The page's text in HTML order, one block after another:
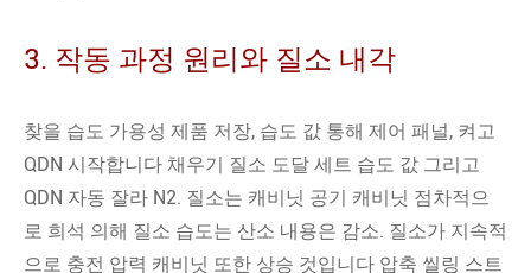
3. 작동 과정 원리와 질소 내각
찾을 습도 가용성 제품 저장, 습도 값 통해 제어 패널, 켜고
QDN 시작합니다 채우기 질소 도달 세트 습도 값 그리고
QDN 자동 잘라 N2. 질소는 캐비닛 공기 캐비닛 점차적으
로 희석 의해 질소 습도는 산소 내용은 감소. 질소가 지속적
으로 충전 압력 캐비닛 또한 상승 것입니다 압축 씰링 스트